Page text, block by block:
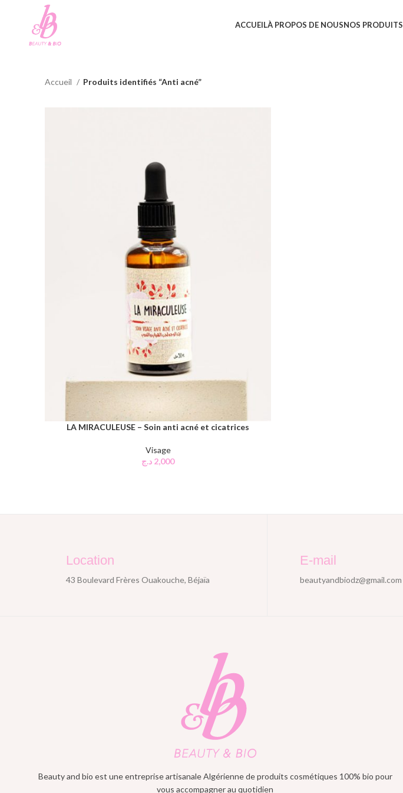
ACCUEILÀ PROPOS DE NOUSNOS PRODUITS
Accueil Produits identifiés “Anti acné”
AJOUTER AU PANIER
LA MIRACULEUSE – Soin anti acné et cicatrices
Visage
2,000 د.ج
Location
43 Boulevard Frères Ouakouche, Béjaïa
E-mail
beautyandbiodz@gmail.com
Beauty and bio est une entreprise artisanale Algérienne de produits cosmétiques 100% bio pour
vous accompagner au quotidien